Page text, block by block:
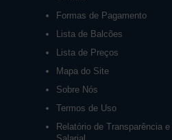
Formas de Pagamento
Lista de Balcões
Lista de Preços
Mapa do Site
Sobre Nós
Termos de Uso
Relatório de Transparência